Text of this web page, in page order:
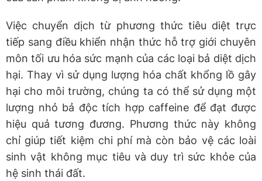
Việc chuyển dịch từ phương thức tiêu diệt trực
tiếp sang điều khiển nhận thức hỗ trợ giới chuyên
môn tối ưu hóa sức mạnh của các loại bả diệt dịch
hại. Thay vì sử dụng lượng hóa chất khổng lồ gây
hại cho môi trường, chúng ta có thể sử dụng một
lượng nhỏ bả độc tích hợp caffeine để đạt được
hiệu quả tương đương. Phương thức này không
chỉ giúp tiết kiệm chi phí mà còn bảo vệ các loài
sinh vật không mục tiêu và duy trì sức khỏe của
hệ sinh thái đất.